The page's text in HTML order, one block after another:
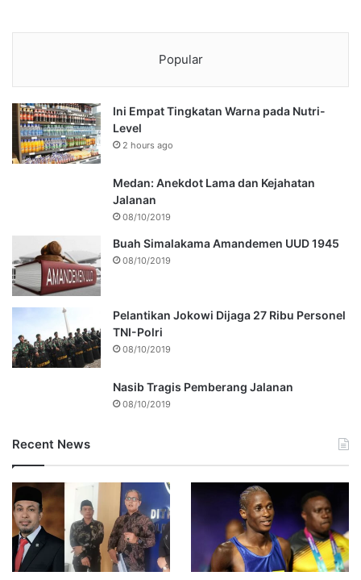
Popular
Ini Empat Tingkatan Warna pada Nutri-
Level
2 hours ago
Medan: Anekdot Lama dan Kejahatan
Jalanan
08/10/2019
Buah Simalakama Amandemen UUD 1945
08/10/2019
Pelantikan Jokowi Dijaga 27 Ribu Personel
TNI-Polri
08/10/2019
Nasib Tragis Pemberang Jalanan
08/10/2019
Recent News